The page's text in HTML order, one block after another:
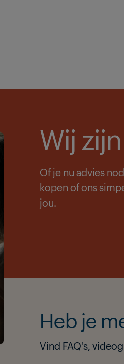
Wij
Of je nu advies
kopen of ons
jou.
Heb je
Vind FAQ's,